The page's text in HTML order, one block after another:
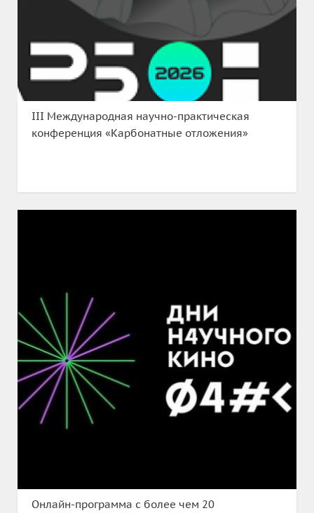
III Международная научно-практическая
конференция «Карбонатные отложения»
Онлайн-программа с более чем 20